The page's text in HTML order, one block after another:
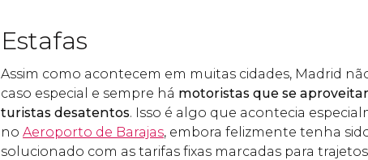
Estafas
Assim como acontecem em muitas cidades, Madrid
caso especial e sempre há motoristas que se
turistas desatentos. Isso é algo que acontecia
no Aeroporto de Barajas, embora felizmente tenha
solucionado com as tarifas fixas marcadas para